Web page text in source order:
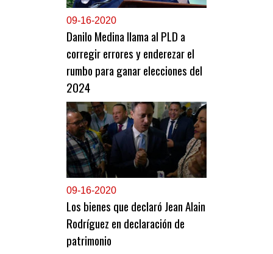
09-16-2020
Danilo Medina llama al PLD a
corregir errores y enderezar el
rumbo para ganar elecciones del
2024
09-16-2020
Los bienes que declaró Jean Alain
Rodríguez en declaración de
patrimonio